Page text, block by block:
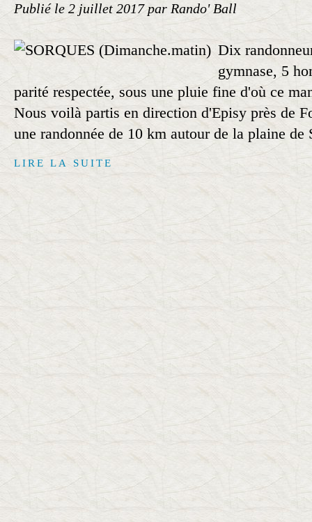
Publié le 2 juillet 2017par Rando' Ball
Dix
gymnase, 5
parité respectée, sous une pluie fine d'où ce
Nous voilà partis en direction d'Episy près de
une randonnée de 10 km autour de la plaine de
LIRE LA SUITE